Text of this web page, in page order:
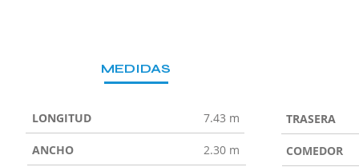
MEDIDAS
LONGITUD 7.43 m
ANCHO 2.30 m
TRASERA
COMEDOR